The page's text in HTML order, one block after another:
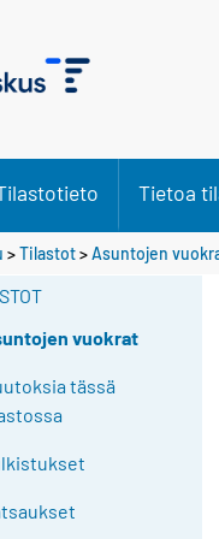
Tietoa
>Tilastot>Asuntojen
vuokrat
tässä